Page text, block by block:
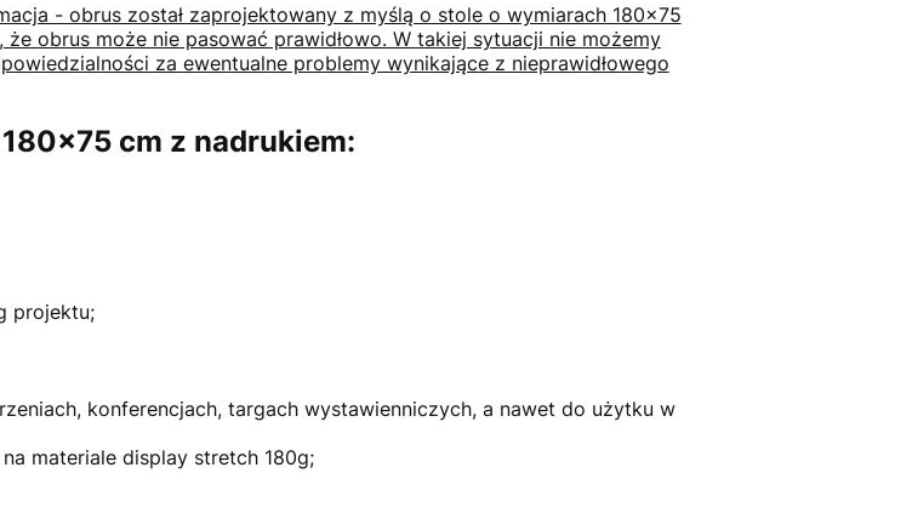
- obrus został zaprojektowany z myślą o stole o wymiarach 180x75
obrus może nie pasować prawidłowo. W takiej sytuacji nie możemy
za ewentualne problemy wynikające z nieprawidłowego
cm z nadrukiem:
projektu;
konferencjach, targach wystawienniczych, a nawet do użytku w
materiale display stretch 180g;